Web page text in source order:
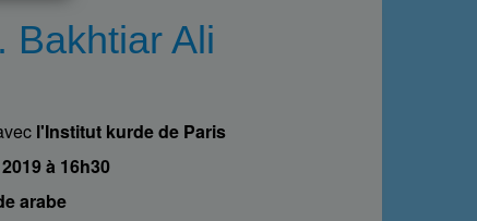
Bakhtiar Ali
l'Institut kurde de Paris
à 16h30
arabe